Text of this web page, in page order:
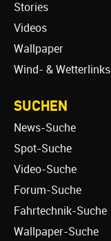
Stories
Videos
Wallpaper
Wind- & Wetterlinks
SUCHEN
News-Suche
Spot-Suche
Video-Suche
Forum-Suche
Fahrtechnik-Suche
Wallpaper-Suche